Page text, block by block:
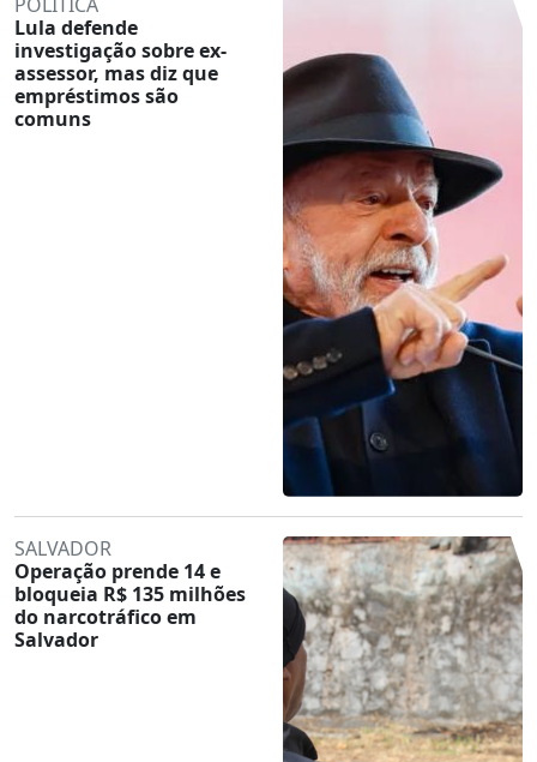
Lula defende
investigação sobre ex-
assessor, mas diz que
empréstimos são
comuns
SALVADOR
Operação prende 14 e
bloqueia R$ 135 milhões
do narcotráfico em
Salvador